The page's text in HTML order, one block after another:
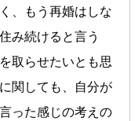
、もう再婚はしな
み続けると言う
取らせたいとも思
関しても、自分が
った感じの考えの